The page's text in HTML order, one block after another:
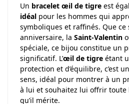
Un bracelet œil de tigre est
idéal pour les hommes qui
symboliques et raffinés. Que
anniversaire, la Saint-Valentin
spéciale, ce bijou constitue un
significatif. L’œil de tigre étant
protection et d’équilibre, c’est
sens, idéal pour montrer à un
à lui et souhaitez lui offrir toute
qu’il mérite.